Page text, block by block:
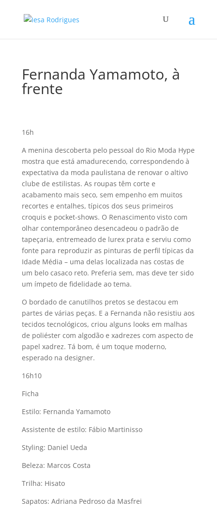
Fernanda Yamamoto, à
frente
16h
A menina descoberta pelo pessoal do Rio Moda Hype
mostra que está amadurecendo, correspondendo à
expectativa da moda paulistana de renovar o altivo
clube de estilistas. As roupas têm corte e
acabamento mais seco, sem empenho em muitos
recortes e entalhes, tí­picos dos seus primeiros
croquis e pocket-shows. O Renascimento visto com
olhar contemporâneo desencadeou o padrão de
tapeçaria, entremeado de lurex prata e serviu como
fonte para reproduzir as pinturas de perfil tí­picas da
Idade Média – uma delas localizada nas costas de
um belo casaco reto. Preferia sem, mas deve ter sido
um í­mpeto de fidelidade ao tema.
O bordado de canutilhos pretos se destacou em
partes de várias peças. E a Fernanda não resistiu aos
tecidos tecnológicos, criou alguns looks em malhas
de poliéster com algodão e xadrezes com aspecto de
papel xadrez. Tá bom, é um toque moderno,
esperado na designer.
16h10
Ficha
Estilo: Fernanda Yamamoto
Assistente de estilo: Fábio Martinisso
Styling: Daniel Ueda
Beleza: Marcos Costa
Trilha: Hisato
Sapatos: Adriana Pedroso da Masfrei